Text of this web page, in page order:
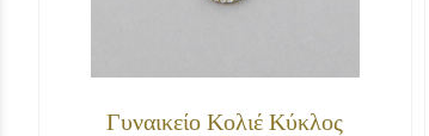
Γυναικείο Κολιέ Κύκλος